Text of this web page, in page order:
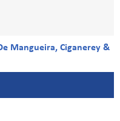
Mangueira, Ciganerey &